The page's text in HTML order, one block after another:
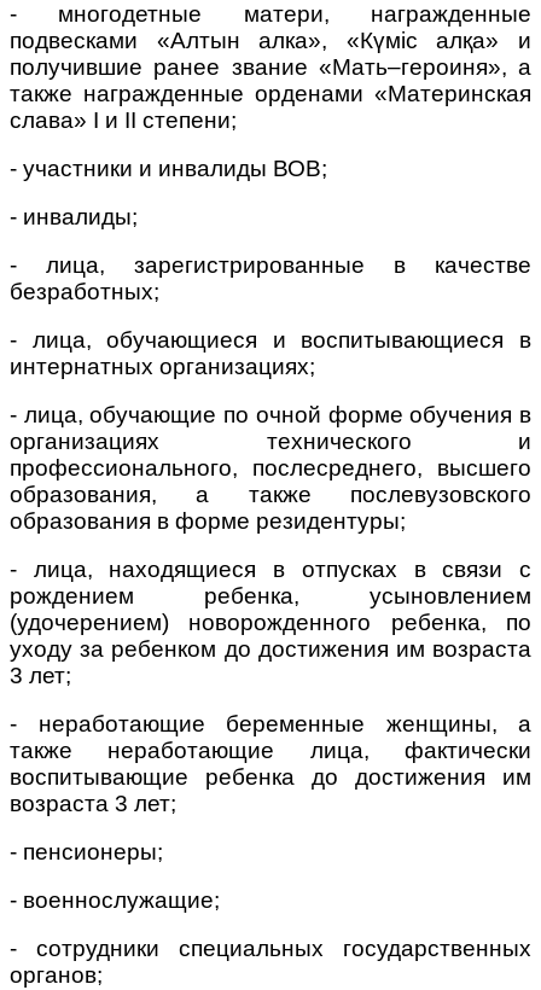
- многодетные матери, награжденные
подвесками «Алтын алка», «Күміс алқа» и
получившие ранее звание «Мать–героиня», а
также награжденные орденами «Материнская
слава» I и II степени;
- участники и инвалиды ВОВ;
- инвалиды;
- лица, зарегистрированные в качестве
безработных;
- лица, обучающиеся и воспитывающиеся в
интернатных организациях;
- лица, обучающие по очной форме обучения в
организациях технического и
профессионального, послесреднего, высшего
образования, а также послевузовского
образования в форме резидентуры;
- лица, находящиеся в отпусках в связи с
рождением ребенка, усыновлением
(удочерением) новорожденного ребенка, по
уходу за ребенком до достижения им возраста
3 лет;
- неработающие беременные женщины, а
также неработающие лица, фактически
воспитывающие ребенка до достижения им
возраста 3 лет;
- пенсионеры;
- военнослужащие;
- сотрудники специальных государственных
органов;